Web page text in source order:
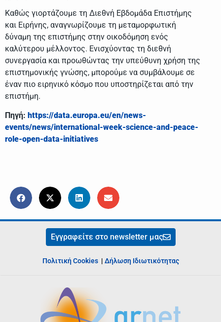
Καθώς γιορτάζουμε τη Διεθνή Εβδομάδα Επιστήμης
και Ειρήνης, αναγνωρίζουμε τη μεταμορφωτική
δύναμη της επιστήμης στην οικοδόμηση ενός
καλύτερου μέλλοντος. Ενισχύοντας τη διεθνή
συνεργασία και προωθώντας την υπεύθυνη χρήση της
επιστημονικής γνώσης, μπορούμε να συμβάλουμε σε
έναν πιο ειρηνικό κόσμο που υποστηρίζεται από την
επιστήμη.
Πηγή: https://data.europa.eu/en/news-
events/news/international-week-science-and-peace-
role-open-data-initiatives
Εγγραφείτε στο newsletter μας
Πολιτική Cookies | Δήλωση Ιδιωτικότητας